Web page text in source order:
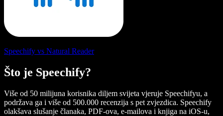
Speechify vs Natural Reader
Što je Speechify?
Više od 50 milijuna korisnika diljem svijeta vjeruje Speechifyu, a
podržava ga i više od 500.000 recenzija s pet zvjezdica. Speechify
olakšava slušanje članaka, PDF-ova, e-mailova i knjiga na iOS-u,